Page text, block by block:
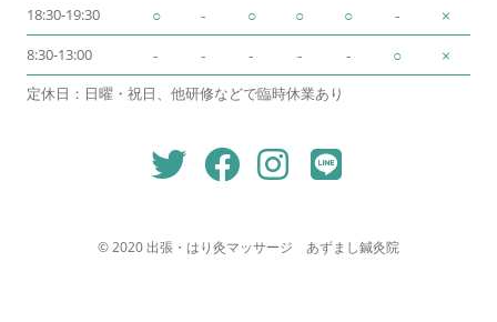
18:30-19:30 ○ - ○ ○ ○ - ×
8:30-13:00 - - - - - ○ ×
定休日：日曜・祝日、他研修などで臨時休業あり
© 2020 出張・はり灸マッサージ あずまし鍼灸院